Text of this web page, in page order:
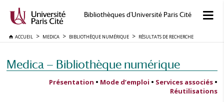
Bibliothèques d'Université Paris Cité
ACCUEIL MEDICA BIBLIOTHÈQUE NUMÉRIQUE RÉSULTATS DE RECHERCHE
Medica — Bibliothèque numérique
Présentation • Mode d’emploi • Services associés •
Réutilisations